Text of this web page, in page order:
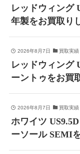
レッドウィング
年製をお買取り
2026年8月7日 買取実績
レッドウィング
ーントゥをお買
2026年8月7日 買取実績
ホワイツ
ーソール SEMI